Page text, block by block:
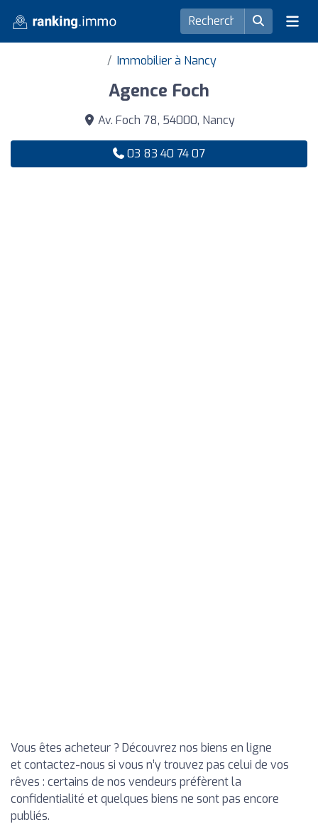
Immobilier à Nancy
Agence Foch
Av. Foch 78, 54000, Nancy
03 83 40 74 07
Vous êtes acheteur ? Découvrez nos biens en ligne
et contactez-nous si vous n’y trouvez pas celui de vos
rêves : certains de nos vendeurs préfèrent la
confidentialité et quelques biens ne sont pas encore
publiés.